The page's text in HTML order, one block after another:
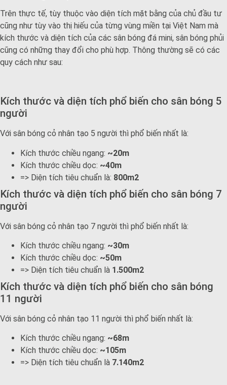
Trên thực tế, tùy thuộc vào diện tích mặt bằng của chủ đầu tư
cũng như tùy vào thị hiếu của từng vùng miền tại Việt Nam mà
kích thước và diện tích của các sân bóng đá mini, sân bóng phủi
cũng có những thay đổi cho phù hợp. Thông thường sẽ có các
quy cách như sau:
Kích thước và diện tích phổ biến cho sân bóng 5
người
Với sân bóng cỏ nhân tạo 5 người thì phổ biến nhất là:
Kích thước chiều ngang: ~20m
Kích thước chiều dọc: ~40m
=> Diện tích tiêu chuẩn là: 800m2
Kích thước và diện tích phổ biến cho sân bóng 7
người
Với sân bóng cỏ nhân tạo 7 người thì phổ biến nhất là:
Kích thước chiều ngang: ~30m
Kích thước chiều dọc: ~50m
=> Diện tích tiêu chuẩn là 1.500m2
Kích thước và diện tích phổ biến cho sân bóng
11 người
Với sân bóng cỏ nhân tạo 11 người thì phổ biến nhất là:
Kích thước chiều ngang: ~68m
Kích thước chiều dọc: ~105m
=> Diện tích tiêu chuẩn là 7.140m2